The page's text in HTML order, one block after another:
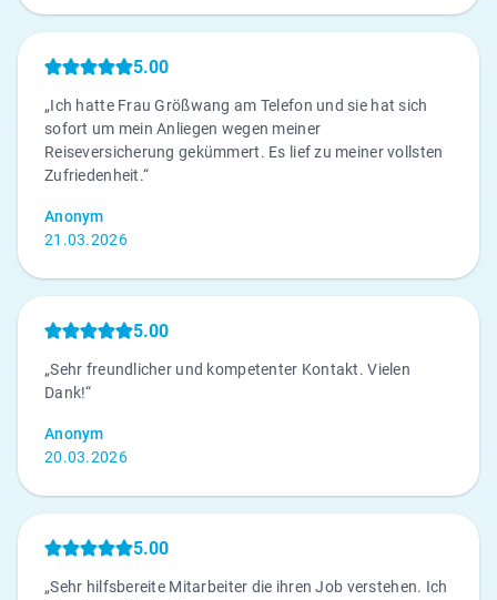
5.00
„Ich hatte Frau Größwang am Telefon und sie hat sich
sofort um mein Anliegen wegen meiner
Reiseversicherung gekümmert. Es lief zu meiner vollsten
Zufriedenheit.“
Anonym
21.03.2026
5.00
„Sehr freundlicher und kompetenter Kontakt. Vielen
Dank!“
Anonym
20.03.2026
5.00
„Sehr hilfsbereite Mitarbeiter die ihren Job verstehen. Ich